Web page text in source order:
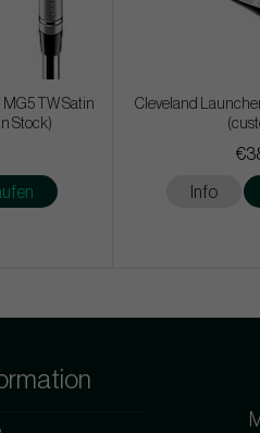
MG5 TW Satin
Stock)
Cleveland
Info